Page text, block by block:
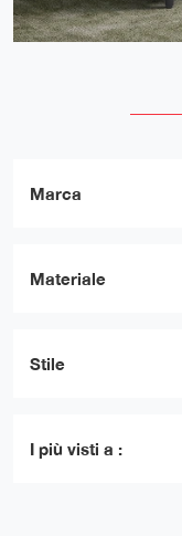
Marca
Materiale
Stile
I più visti a :